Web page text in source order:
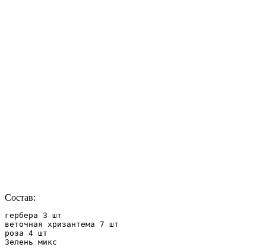
Состав:
гербера 3 шт
веточная хризантема 7 шт
роза 4 шт
Зелень микс